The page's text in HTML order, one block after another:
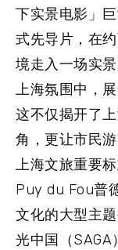
下实景电影」
式先导片，在
境走入一场实
上海氛围中，展
这不仅揭开了
角，更让市民
上海文旅重要
Puy du Fou普
文化的大型主
光中国（